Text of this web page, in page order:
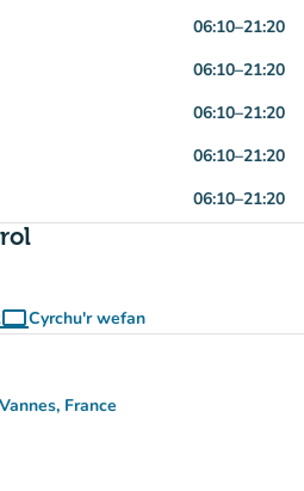
06:10–21:20
06:10–21:20
06:10–21:20
06:10–21:20
06:10–21:20
computerCyrchu'r wefan
(tab newydd)
France
Google Maps)